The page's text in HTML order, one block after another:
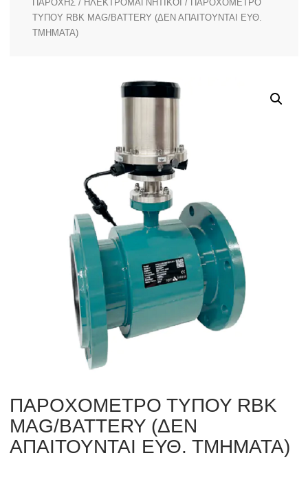
ΠΑΡΟΧΗΣ/ ΗΛΕΚΤΡΟΜΑΓΝΗΤΙΚΟΙ / ΠΑΡΟΧΟΜΕΤΡΟ
ΤΥΠΟΥ RBK MAG/BATTERY (ΔΕΝ ΑΠΑΙΤΟΥΝΤΑΙ ΕΥΘ.
ΤΜΗΜΑΤΑ)
ΠΑΡΟΧΟΜΕΤΡΟ ΤΥΠΟΥ RBK
MAG/BATTERY (ΔΕΝ
ΑΠΑΙΤΟΥΝΤΑΙ ΕΥΘ. ΤΜΗΜΑΤΑ)